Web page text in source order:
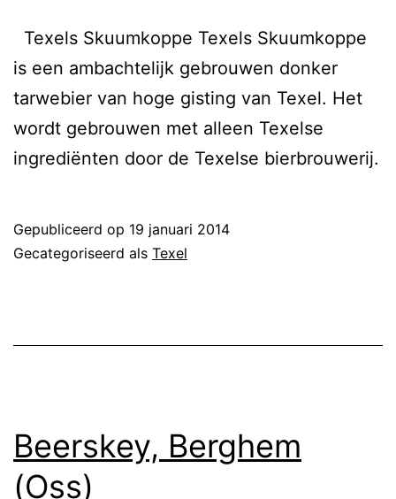
Texels Skuumkoppe Texels Skuumkoppe
is een ambachtelijk gebrouwen donker
tarwebier van hoge gisting van Texel. Het
wordt gebrouwen met alleen Texelse
ingrediënten door de Texelse bierbrouwerij.
Gepubliceerd op 19 januari 2014
Gecategoriseerd als Texel
Beerskey, Berghem
(Oss)